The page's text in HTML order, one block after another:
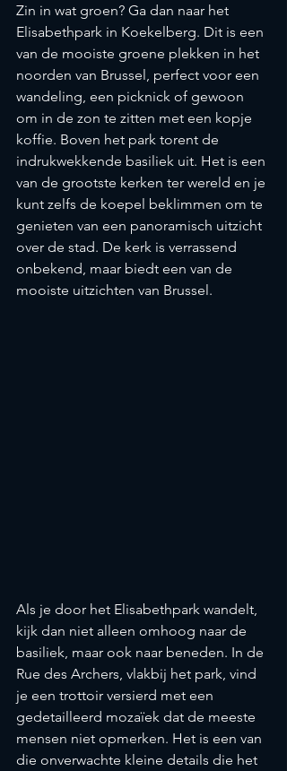
Zin in wat groen? Ga dan naar het
Elisabethpark in Koekelberg. Dit is een
van de mooiste groene plekken in het
noorden van Brussel, perfect voor een
wandeling, een picknick of gewoon
om in de zon te zitten met een kopje
koffie. Boven het park torent de
indrukwekkende basiliek uit. Het is een
van de grootste kerken ter wereld en je
kunt zelfs de koepel beklimmen om te
genieten van een panoramisch uitzicht
over de stad. De kerk is verrassend
onbekend, maar biedt een van de
mooiste uitzichten van Brussel.
Als je door het Elisabethpark wandelt,
kijk dan niet alleen omhoog naar de
basiliek, maar ook naar beneden. In de
Rue des Archers, vlakbij het park, vind
je een trottoir versierd met een
gedetailleerd mozaïek dat de meeste
mensen niet opmerken. Het is een van
die onverwachte kleine details die het